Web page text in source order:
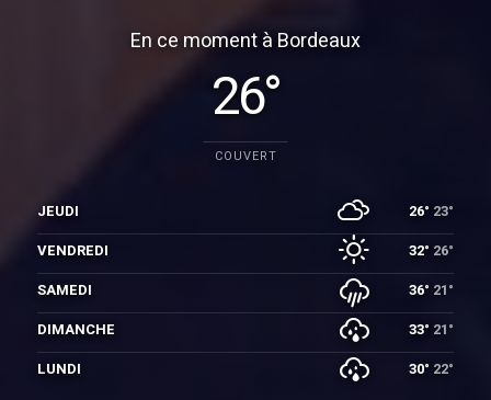
En ce moment à Bordeaux
26°
COUVERT
JEUDI 26° 23°
VENDREDI
32° 26°
SAMEDI
36° 21°
DIMANCHE
33° 21°
LUNDI
30° 22°